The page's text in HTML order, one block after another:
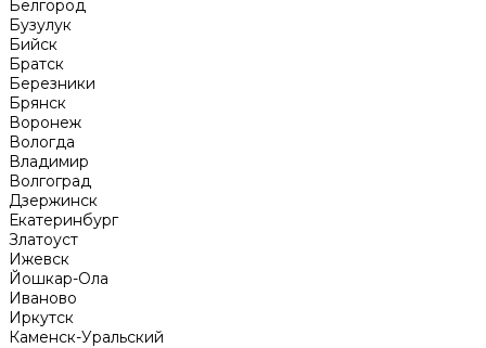
Белгород
Бузулук
Бийск
Братск
Березники
Брянск
Воронеж
Вологда
Владимир
Волгоград
Дзержинск
Екатеринбург
Златоуст
Ижевск
Йошкар-Ола
Иваново
Иркутск
Каменск-Уральский